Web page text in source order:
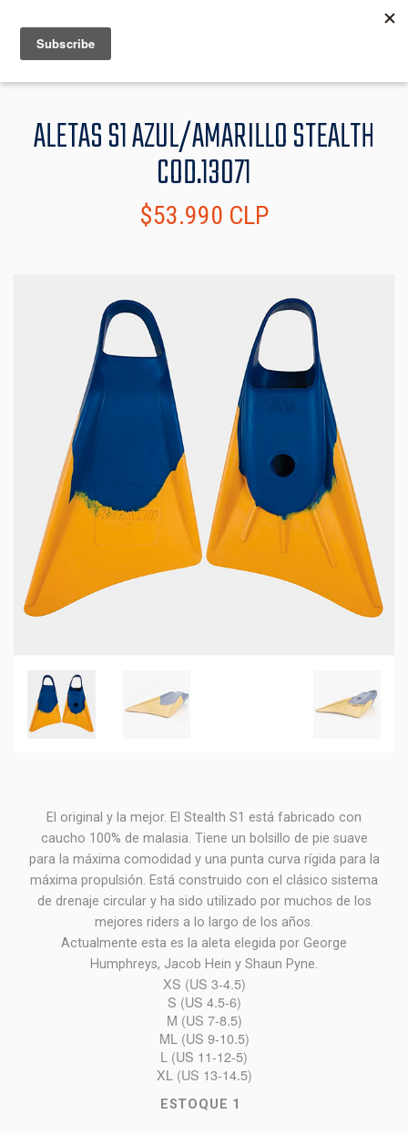
MENU
ALETAS S1 AZUL/AMARILLO STEALTH
COD.13071
$53.990 CLP
El original y la mejor. El Stealth S1 está fabricado con
caucho 100% de malasia. Tiene un bolsillo de pie suave
para la máxima comodidad y una punta curva rígida para la
máxima propulsión. Está construido con el clásico sistema
de drenaje circular y ha sido utilizado por muchos de los
mejores riders a lo largo de los años.
Actualmente esta es la aleta elegida por George
Humphreys, Jacob Hein y Shaun Pyne.
XS (US 3-4.5)
S (US 4.5-6)
M (US 7-8.5)
ML (US 9-10.5)
L (US 11-12-5)
XL (US 13-14.5)
ESTOQUE 1